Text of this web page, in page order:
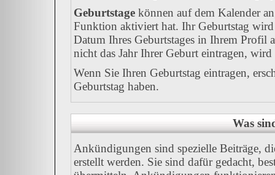
Geburtstage können auf dem Kalender
Funktion aktiviert hat. Ihr Geburtstag
Datum Ihres Geburtstages in Ihrem Profil
nicht das Jahr Ihrer Geburt eintragen,
Wenn Sie Ihren Geburtstag eintragen,
Geburtstag haben.
Was
Ankündigungen sind spezielle Beiträge,
erstellt werden. Sie sind dafür gedacht,